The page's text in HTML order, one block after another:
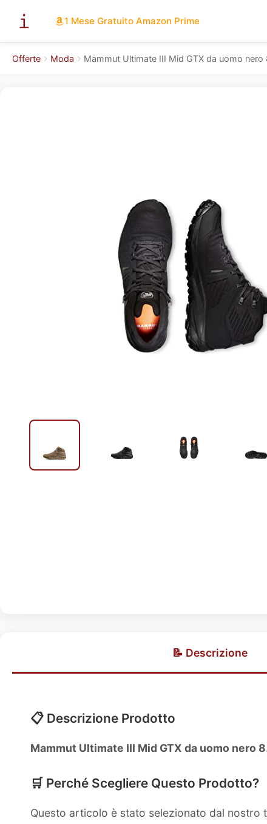
1 Mese Gratuito Amazon Prime
Offerte Moda Mammut Ultimate III Mid GTX da uomo nero
📝 Descrizione
📋 Descrizione Prodotto
Mammut Ultimate III Mid GTX da uomo nero
🛒 Perché Scegliere Questo Prodotto?
Questo articolo è stato selezionato dal